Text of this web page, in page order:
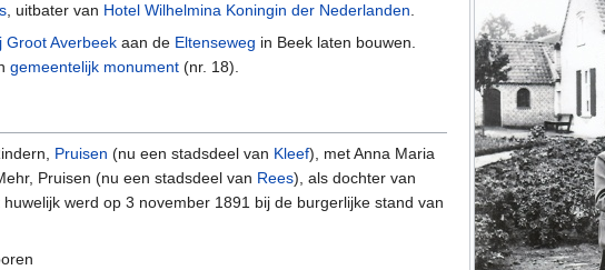
, uitbater van Hotel Wilhelmina Koningin der Nederlanden.
Groot Averbeek aan de Eltenseweg in Beek laten bouwen.
gemeentelijk monument (nr. 18).
Pruisen (nu een stadsdeel van Kleef), met Anna Maria
Pruisen (nu een stadsdeel van Rees), als dochter van
werd op 3 november 1891 bij de burgerlijke stand van